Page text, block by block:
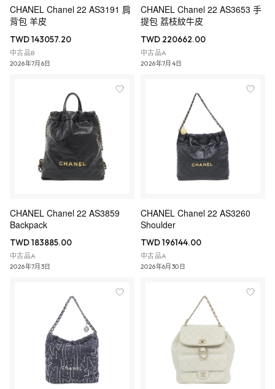
CHANEL Chanel 22 AS3191 肩
背包 羊皮
TWD 143057.20
中古品B
2026年7月6日
CHANEL Chanel 22 AS3653 手
提包 荔枝紋牛皮
TWD 220662.00
中古品A
2026年7月4日
CHANEL Chanel 22 AS3859
Backpack
TWD 183885.00
中古品A
2026年7月3日
CHANEL Chanel 22 AS3260
Shoulder
TWD 196144.00
中古品A
2026年6月30日